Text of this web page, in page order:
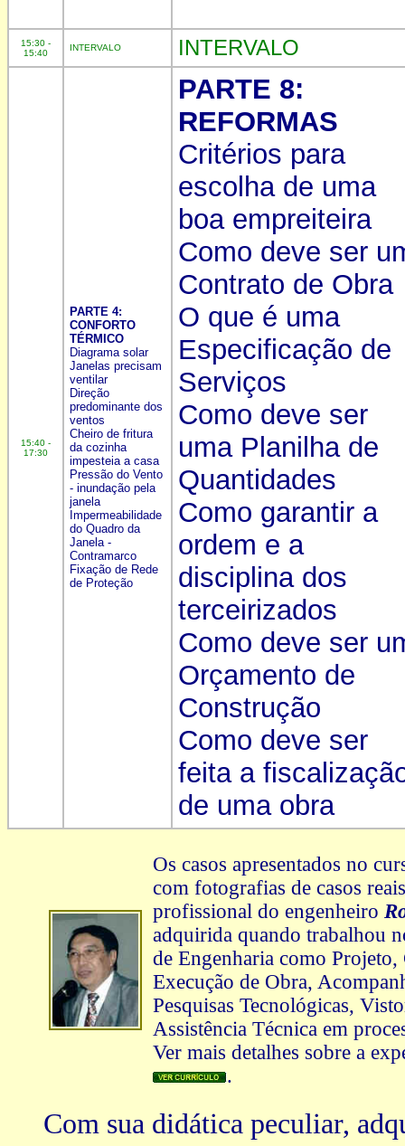
15:30 -
15:40
INTERVALO INTERVALO
15:40 -
17:30
PARTE 4:
CONFORTO
TÉRMICO
Diagrama solar
Janelas precisam
ventilar
Direção
predominante dos
ventos
Cheiro de fritura
da cozinha
impesteia a casa
Pressão do Vento
- inundação pela
janela
Impermeabilidade
do Quadro da
Janela -
Contramarco
Fixação de Rede
de Proteção
PARTE 8:
REFORMAS
Critérios para
escolha de uma
boa empreiteira
Como deve ser
Contrato de Obra
O que é uma
Especificação de
Serviços
Como deve ser
uma Planilha de
Quantidades
Como garantir a
ordem e a
disciplina dos
terceirizados
Como deve ser
Orçamento de
Construção
Como deve ser
feita a
de uma obra
Os casos apresentados no
com fotografias de casos
profissional do engenheiro
adquirida quando trabalhou
de Engenharia como
Execução de Obra,
Pesquisas Tecnológicas,
Assistência Técnica em
Ver mais detalhes sobre a
.
Com sua didática peculiar,